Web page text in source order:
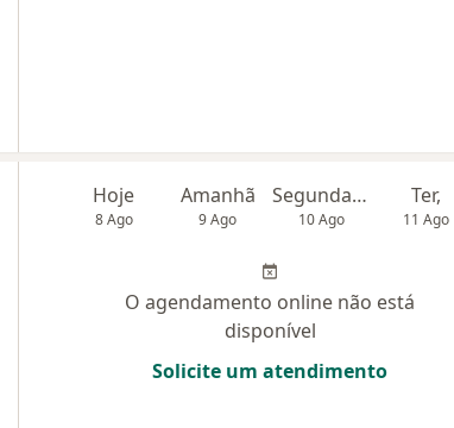
Hoje
8 Ago
Amanhã
9 Ago
Segunda-feira
10 Ago
Ter,
11 Ago
O agendamento online não está
disponível
Solicite um atendimento